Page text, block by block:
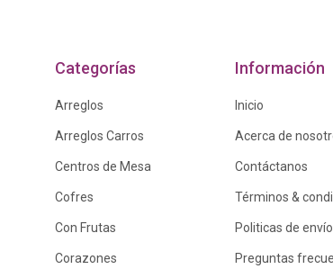
Categorías
Arreglos
Arreglos Carros
Centros de Mesa
Cofres
Con Frutas
Corazones
Información
Inicio
Acerca de
Contáctanos
Términos &
Politicas de envío
Preguntas